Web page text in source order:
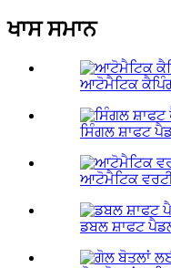
ਖਾਸ ਸਮਾਨ
ਆਟੋਮੈਟਿਕ
ਸਿੰਗਲ ਸ਼ਾਫਟ
ਆਟੋਮੈਟਿਕ
ਡਬਲ ਸ਼ਾਫਟ